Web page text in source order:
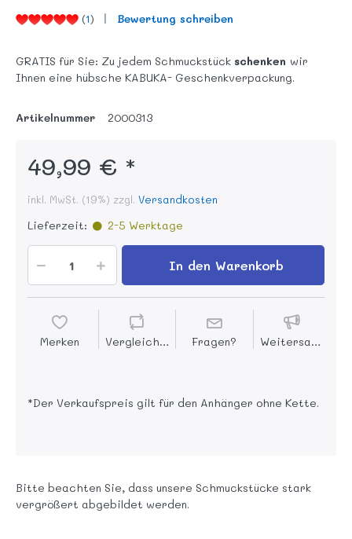
(1) Bewertung schreiben
GRATIS für Sie: Zu jedem Schmuckstück schenken wir
Ihnen eine hübsche KABUKA- Geschenkverpackung.
Artikelnummer 2000313
49,99 € *
inkl. MwSt. (19%) zzgl. Versandkosten
Lieferzeit: 2-5 Werktage
In den Warenkorb
Merken Vergleichen Fragen? Weitersagen
*Der Verkaufspreis gilt für den Anhänger ohne Kette.
Bitte beachten Sie, dass unsere Schmuckstücke stark
vergrößert abgebildet werden.